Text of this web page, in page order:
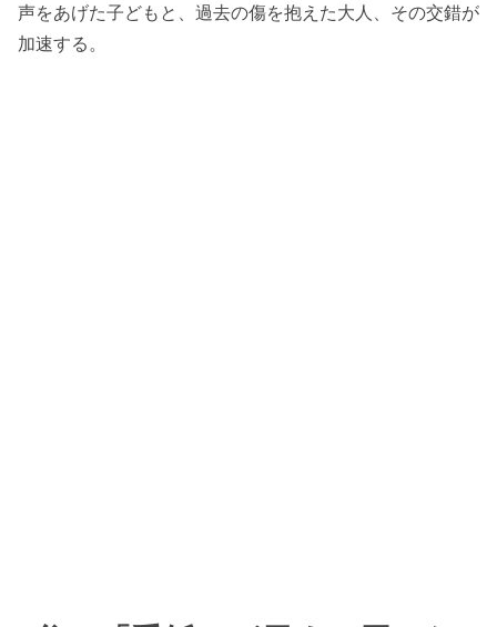
声をあげた子どもと、過去の傷を抱えた大人、その交錯が
加速する。